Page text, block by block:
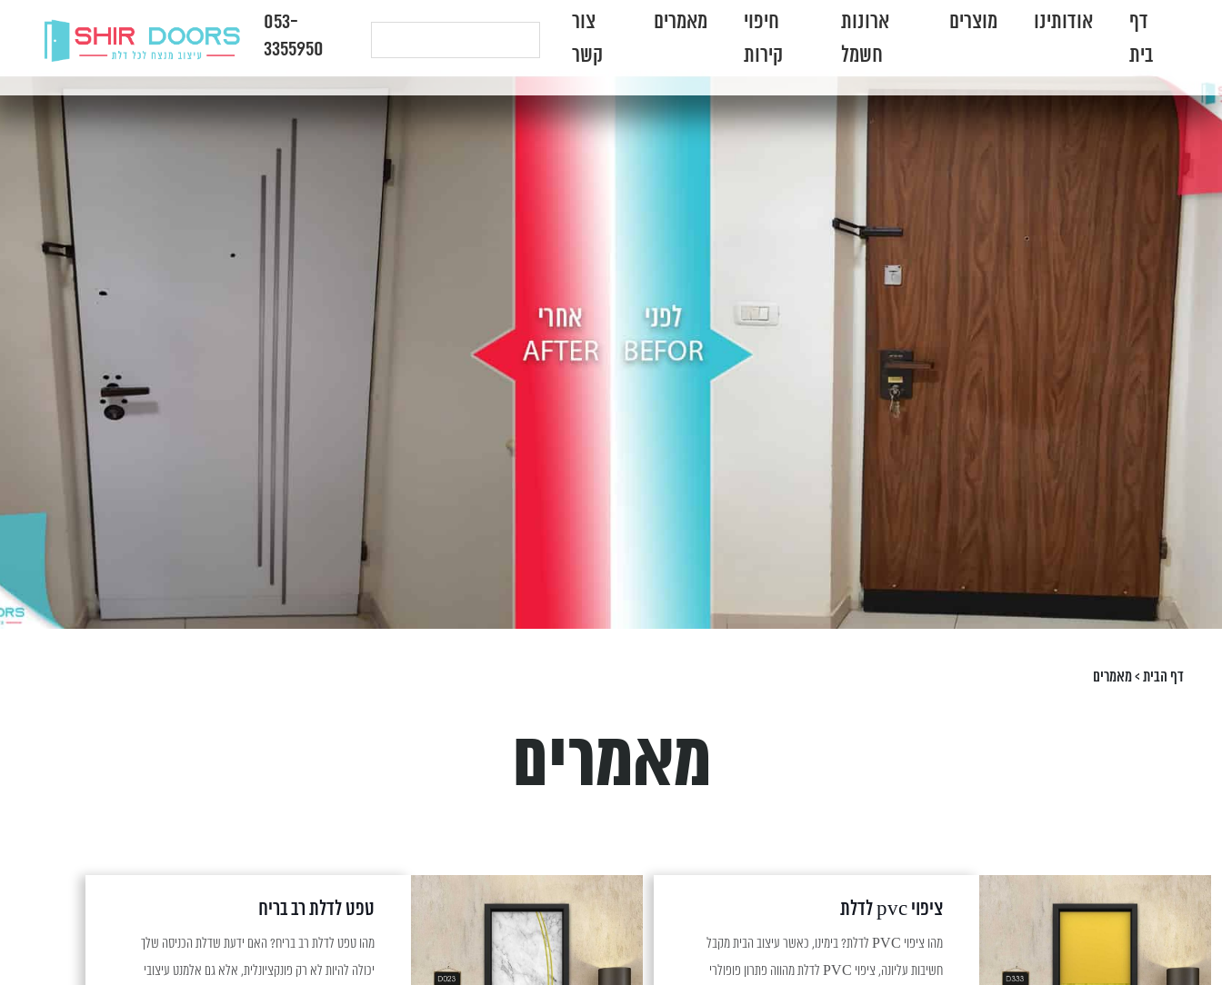
דף
בית
אודותינו מוצרים
ארונות
חשמל
חיפוי
קירות
מאמרים
צור
קשר
053-
3355950
דף הבית>מאמרים
מאמרים
ציפוי pvc לדלת
מהו ציפוי PVC לדלת? בימינו, כאשר עיצוב הבית מקבל
חשיבות עליונה, ציפוי PVC לדלת מהווה פתרון פופולרי
טפט לדלת רב בריח
מהו טפט לדלת רב בריח? האם ידעת שדלת הכניסה שלך
יכולה להיות לא רק פונקציונלית, אלא גם אלמנט עיצובי